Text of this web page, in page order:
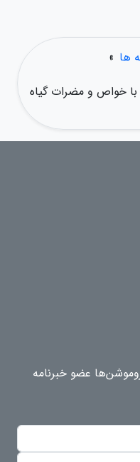
ها »
خواص و مضرات گیاه
عضو خبرنامه